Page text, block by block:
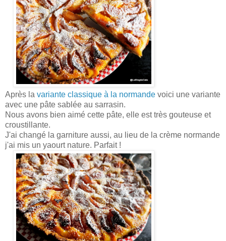
Après la variante classique à la normande voici une variante
avec une pâte sablée au sarrasin.
Nous avons bien aimé cette pâte, elle est très gouteuse et
croustillante.
J'ai changé la garniture aussi, au lieu de la crème normande
j'ai mis un yaourt nature. Parfait !